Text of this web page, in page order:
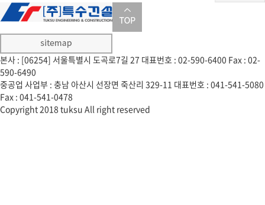
본사 : [06254] 서울특별시 도곡로7길 27 대표번호 : 02-590-6400 Fax : 02-
590-6490
중공업 사업부 : 충남 아산시 선장면 죽산리 329-11 대표번호 : 041-541-5080
Fax : 041-541-0478
Copyright 2018 tuksu All right reserved